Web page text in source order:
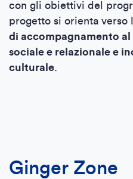
con gli obiettivi del
progetto si orienta verso
di accompagnamento
sociale e relazionale e
culturale.
Ginger Zone